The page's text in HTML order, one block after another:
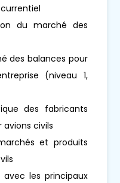
du marché des
des balances pour
(niveau 1,
des fabricants
civils
et produits
avec les principaux